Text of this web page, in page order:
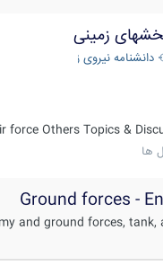
زمینی
نیروی زمینی
Air force Others Topics &
Ground forces -
and ground forces, tank,